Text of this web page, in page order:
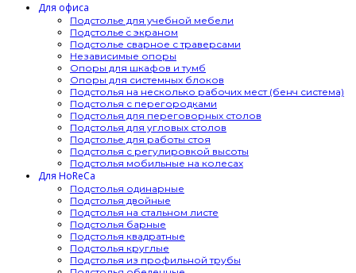
Для офиса
Подстолье для учебной мебели
Подстолье c экраном
Подстолье сварное с траверсами
Независимые опоры
Опоры для шкафов и тумб
Опоры для системных блоков
Подстолья на несколько рабочих мест (бенч система)
Подстолья с перегородками
Подстолья для переговорных столов
Подстолья для угловых столов
Подстолье для работы стоя
Подстолья с регулировкой высоты
Подстолья мобильные на колесах
Для HoReCa
Подстолья одинарные
Подстолья двойные
Подстолья на стальном листе
Подстолья барные
Подстолья квадратные
Подстолья круглые
Подстолья из профильной трубы